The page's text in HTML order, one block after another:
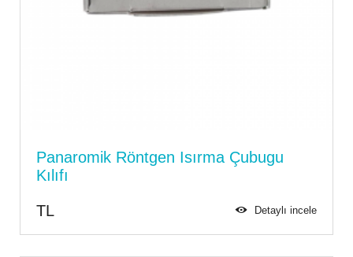
Panaromik Röntgen Isırma Çubugu
Kılıfı
TL Detaylı incele